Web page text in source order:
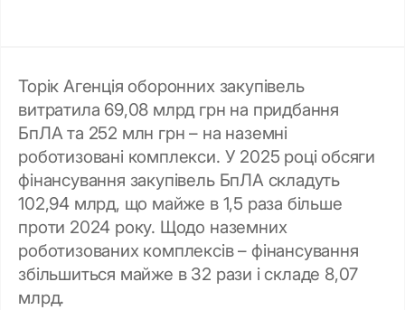
Торік Агенція оборонних закупівель
витратила 69,08 млрд грн на придбання
БпЛА та 252 млн грн – на наземні
роботизовані комплекси. У 2025 році обсяги
фінансування закупівель БпЛА складуть
102,94 млрд, що майже в 1,5 раза більше
проти 2024 року. Щодо наземних
роботизованих комплексів – фінансування
збільшиться майже в 32 рази і складе 8,07
млрд.